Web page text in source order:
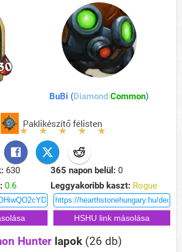
BuBi (Diamond Common)
630 365 napon belül: 0
0.6 Leggyakoribb kaszt: Rogue
Hunterlapok (26 db)